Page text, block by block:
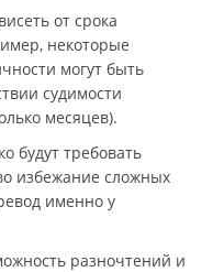
от срока
некоторые
могут быть
судимости
месяцев).
будут требовать
избежание сложных
именно у
разночтений и